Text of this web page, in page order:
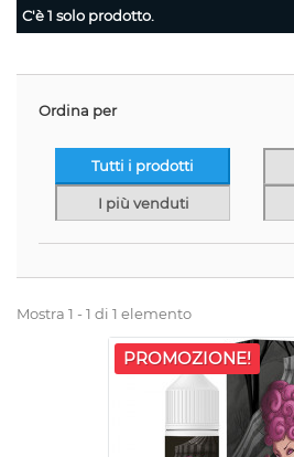
C'è 1 solo prodotto.
Ordina per
Tutti i prodotti
I più venduti
Mostra 1 - 1 di 1 elemento
PROMOZIONE!